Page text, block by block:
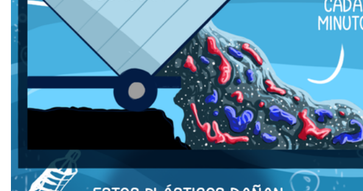
Cartas y réplicas
Pon tu lupa sobre lo
que importa